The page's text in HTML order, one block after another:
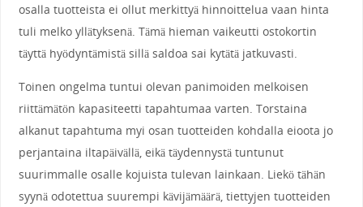
osalla tuotteista ei ollut merkittyä hinnoittelua vaan hinta
tuli melko yllätyksenä. Tämä hieman vaikeutti ostokortin
täyttä hyödyntämistä sillä saldoa sai kytätä jatkuvasti.
Toinen ongelma tuntui olevan panimoiden melkoisen
riittämätön kapasiteetti tapahtumaa varten. Torstaina
alkanut tapahtuma myi osan tuotteiden kohdalla eioota jo
perjantaina iltapäivällä, eikä täydennystä tuntunut
suurimmalle osalle kojuista tulevan lainkaan. Liekö tähän
syynä odotettua suurempi kävijämäärä, tiettyjen tuotteiden